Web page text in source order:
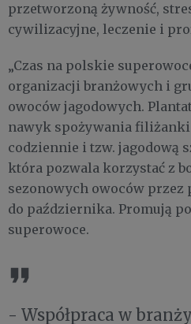
przetworzoną żywność,
cywilizacyjne, leczenie i
„Czas na polskie
organizacji branżowych i
owoców jagodowych.
nawyk spożywania
codziennie i tzw. jagodową
która pozwala korzystać z
sezonowych owoców przez
do października. Promują
superowoce.
- Współpraca w